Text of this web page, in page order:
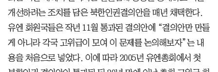
개선하려는 조치를 담은 북한인권결의안을 매년 채택한다.
유엔 회원국들은 작년 11월 통과된 결의안에 “결의안만 만들
게 아니라 각국 고위급이 모여 이 문제를 논의해보자”는 내
용을 처음으로 넣었다. 이에 따라 2005년 유엔총회에서 첫